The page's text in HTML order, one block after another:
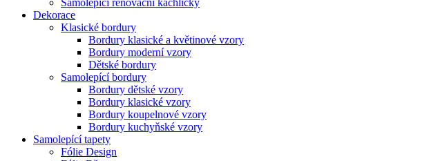
Dekorace
Klasické bordury
Bordury klasické a květinové vzory
Bordury moderní vzory
Dětské bordury
Samolepící bordury
Bordury dětské vzory
Bordury klasické vzory
Bordury koupelnové vzory
Bordury kuchyňské vzory
Samolepící tapety
Fólie Design